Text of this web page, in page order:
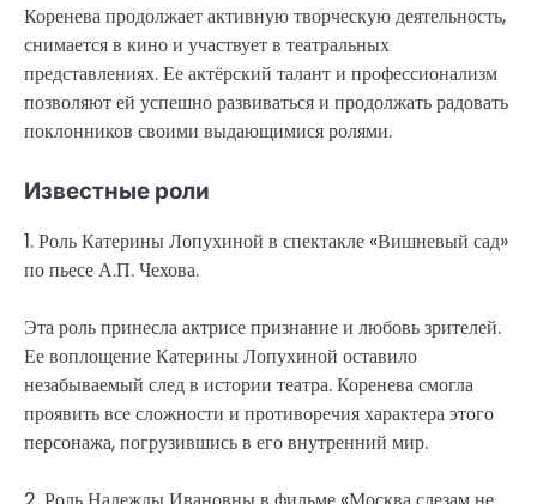
Коренева продолжает активную творческую деятельность,
снимается в кино и участвует в театральных
представлениях. Ее актёрский талант и профессионализм
позволяют ей успешно развиваться и продолжать радовать
поклонников своими выдающимися ролями.
Известные роли
1. Роль Катерины Лопухиной в спектакле «Вишневый сад»
по пьесе А.П. Чехова.
Эта роль принесла актрисе признание и любовь зрителей.
Ее воплощение Катерины Лопухиной оставило
незабываемый след в истории театра. Коренева смогла
проявить все сложности и противоречия характера этого
персонажа, погрузившись в его внутренний мир.